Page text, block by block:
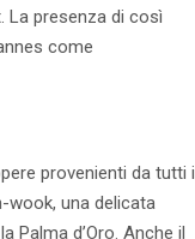
La presenza di così
come
provenienti da tutti i
wook, una delicata
Palma d’Oro. Anche il